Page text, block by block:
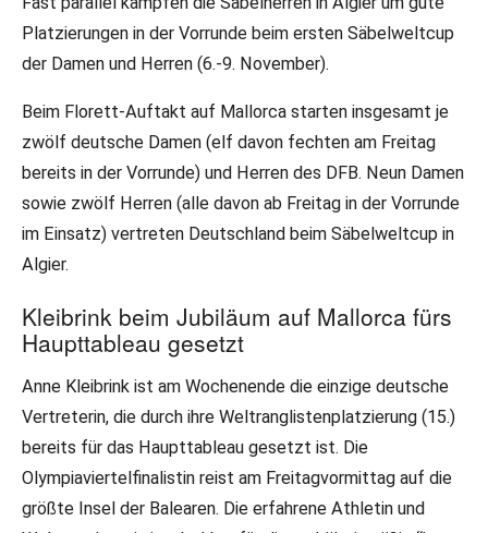
Säbelgefechten in Algier Algerien die Weltcup-Saison
2025/2026. 45 deutsche Athlet*innen stehen in den
Startlöchern. fechten.org hat vor dem Start mit Anne
Platzierungen in der Vorrunde beim ersten Säbelweltcup
der Damen und Herren (6.-9. November).
Beim Florett-Auftakt auf Mallorca starten insgesamt je
zwölf deutsche Damen (elf davon fechten am Freitag
bereits in der Vorrunde) und Herren des DFB. Neun Damen
sowie zwölf Herren (alle davon ab Freitag in der Vorrunde
im Einsatz) vertreten Deutschland beim Säbelweltcup in
Algier.
Kleibrink beim Jubiläum auf Mallorca fürs
Haupttableau gesetzt
Anne Kleibrink ist am Wochenende die einzige deutsche
Vertreterin, die durch ihre Weltranglistenplatzierung (15.)
bereits für das Haupttableau gesetzt ist. Die
Olympiaviertelfinalistin reist am Freitagvormittag auf die
größte Insel der Balearen. Die erfahrene Athletin und